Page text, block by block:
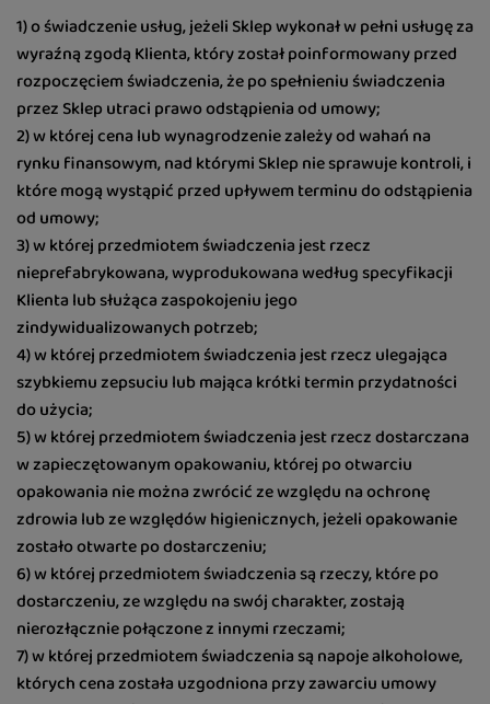
1) o świadczenie usług, jeżeli Sklep wykonał w pełni usługę za
wyraźną zgodą Klienta, który został poinformowany przed
rozpoczęciem świadczenia, że po spełnieniu świadczenia
przez Sklep utraci prawo odstąpienia od umowy;
2) w której cena lub wynagrodzenie zależy od wahań na
rynku finansowym, nad którymi Sklep nie sprawuje kontroli, i
które mogą wystąpić przed upływem terminu do odstąpienia
od umowy;
3) w której przedmiotem świadczenia jest rzecz
nieprefabrykowana, wyprodukowana według specyfikacji
Klienta lub służąca zaspokojeniu jego
zindywidualizowanych potrzeb;
4) w której przedmiotem świadczenia jest rzecz ulegająca
szybkiemu zepsuciu lub mająca krótki termin przydatności
do użycia;
5) w której przedmiotem świadczenia jest rzecz dostarczana
w zapieczętowanym opakowaniu, której po otwarciu
opakowania nie można zwrócić ze względu na ochronę
zdrowia lub ze względów higienicznych, jeżeli opakowanie
zostało otwarte po dostarczeniu;
6) w której przedmiotem świadczenia są rzeczy, które po
dostarczeniu, ze względu na swój charakter, zostają
nierozłącznie połączone z innymi rzeczami;
7) w której przedmiotem świadczenia są napoje alkoholowe,
których cena została uzgodniona przy zawarciu umowy